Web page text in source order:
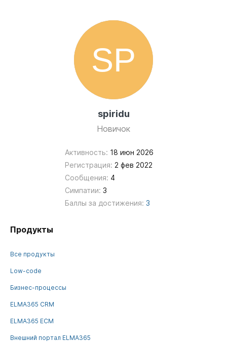
spiridu
Новичок
Активность: 18 июн 2026
Регистрация: 2 фев 2022
Сообщения: 4
Симпатии: 3
Баллы за достижения: 3
Продукты
Все продукты
Low-code
Бизнес-процессы
ELMA365 CRM
ELMA365 ECM
Внешний портал ELMA365